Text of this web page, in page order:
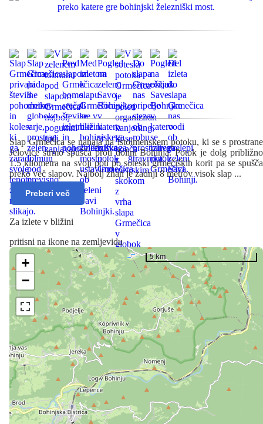
Slap Grmečica se nahaja na istoimenskem potoku, ki se s prostrane
Jelovice strmo spušča proti dolini Bohinja. Potok je dolg približno
1.5 kilometra na svoji poti po soteski grmečiških korit pa se spušča
preko več slapov. Najbolj znan je zadnji 8 metrov visok slap ...
Preberi več
Za izlete v bližini
pritisni na ikone na zemljevidu
+
−
5 km